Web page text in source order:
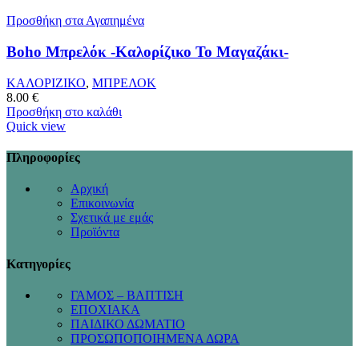
Προσθήκη στα Αγαπημένα
Boho Μπρελόκ -Καλορίζικο Το Μαγαζάκι-
ΚΑΛΟΡΙΖΙΚΟ, ΜΠΡΕΛΟΚ
8.00 €
Προσθήκη στο καλάθι
Quick view
Πληροφορίες
Αρχική
Επικοινωνία
Σχετικά με εμάς
Προϊόντα
Κατηγορίες
ΓΑΜΟΣ – ΒΑΠΤΙΣΗ
ΕΠΟΧΙΑΚΑ
ΠΑΙΔΙΚΟ ΔΩΜΑΤΙΟ
ΠΡΟΣΩΠΟΠΟΙΗΜΕΝΑ ΔΩΡΑ